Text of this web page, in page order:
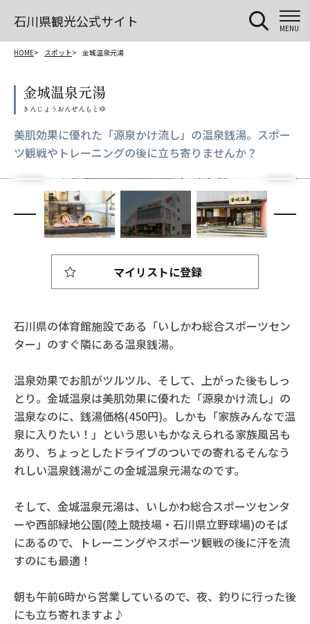
石川県観光公式サイト MENU
HOME スポット 金城温泉元湯
金城温泉元湯
美肌効果に優れた「源泉かけ流し」の温泉銭湯。スポー
ツ観戦やトレーニングの後に立ち寄りませんか？
石川県の体育館施設である「いしかわ総合スポーツセン
ター」のすぐ隣にある温泉銭湯。
温泉効果でお肌がツルツル、そして、上がった後もしっ
とり。金城温泉は美肌効果に優れた「源泉かけ流し」の
温泉なのに、銭湯価格(450円)。しかも「家族みんなで温
泉に入りたい！」という思いもかなえられる家族風呂も
あり、ちょっとしたドライブのついでの寄れるそんなう
れしい温泉銭湯がこの金城温泉元湯なのです。
そして、金城温泉元湯は、いしかわ総合スポーツセンタ
ーや西部緑地公園(陸上競技場・石川県立野球場)のそば
にあるので、トレーニングやスポーツ観戦の後に汗を流
すのにも最適！
朝も午前6時から営業しているので、夜、釣りに行った後
にも立ち寄れますよ♪
マイリストに登録